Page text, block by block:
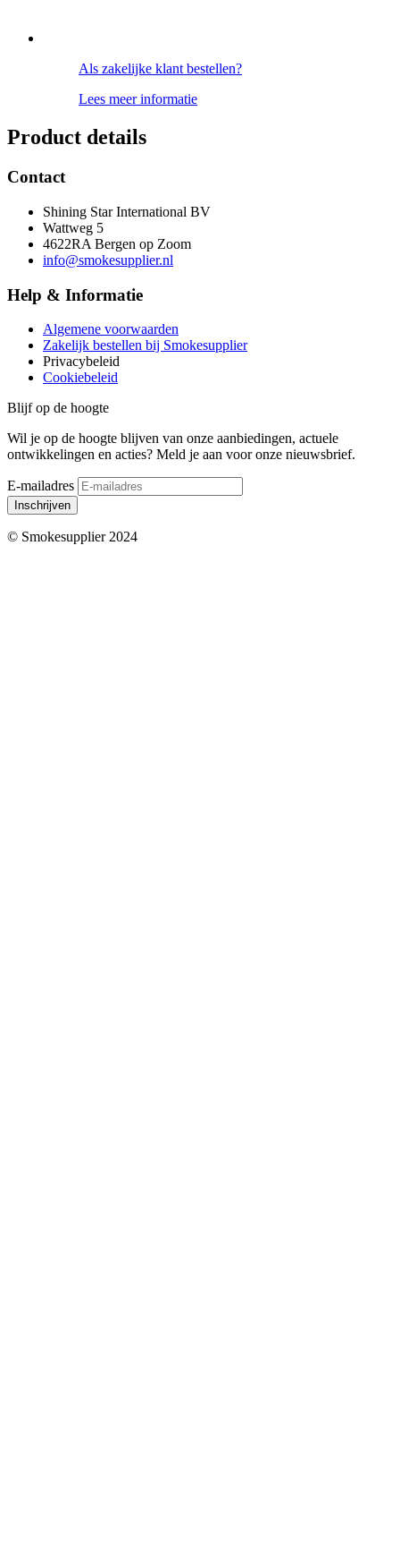
Als zakelijke klant bestellen?
Lees meer informatie
Product details
Contact
Shining Star International BV
Wattweg 5
4622RA Bergen op Zoom
info@smokesupplier.nl
Help & Informatie
Algemene voorwaarden
Zakelijk bestellen bij Smokesupplier
Privacybeleid
Cookiebeleid
Blijf op de hoogte
Wil je op de hoogte blijven van onze aanbiedingen, actuele
ontwikkelingen en acties? Meld je aan voor onze nieuwsbrief.
E-mailadres
Inschrijven
© Smokesupplier 2024